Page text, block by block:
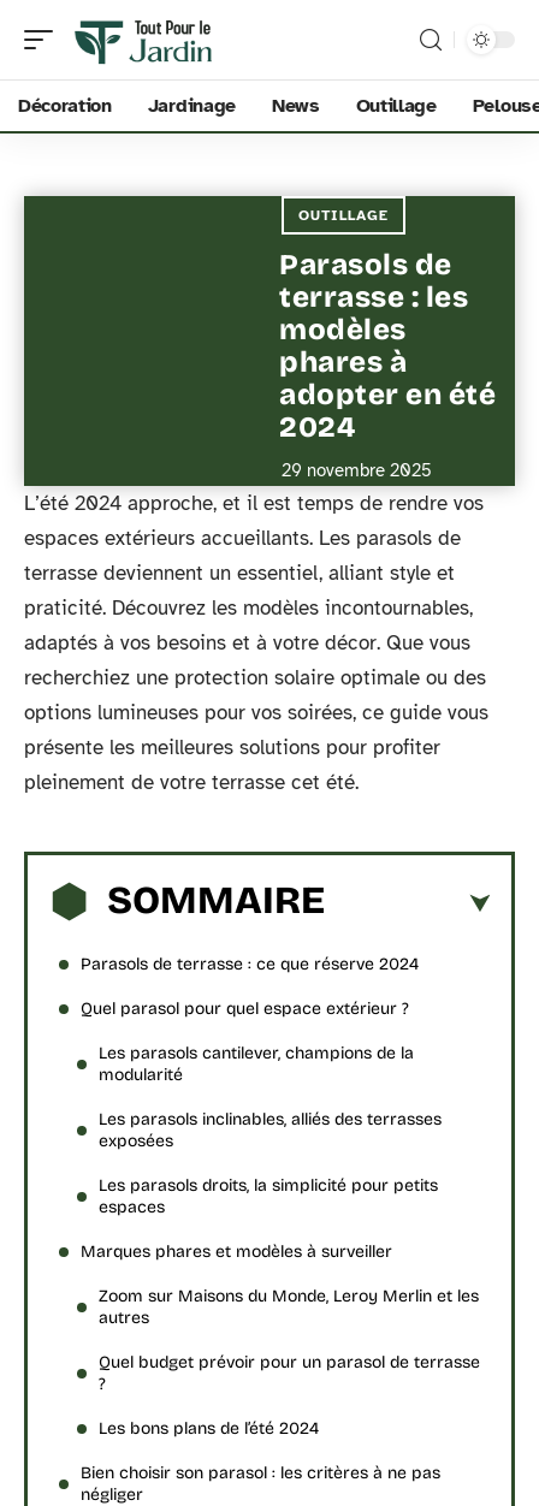
Décoration Jardinage News Outillage
OUTILLAGE
Parasols de
terrasse : les
modèles
phares à
adopter en été
2024
29 novembre 2025
L’été 2024 approche, et il est temps de rendre vos
espaces extérieurs accueillants. Les parasols de
terrasse deviennent un essentiel, alliant style et
praticité. Découvrez les modèles incontournables,
adaptés à vos besoins et à votre décor. Que vous
recherchiez une protection solaire optimale ou des
options lumineuses pour vos soirées, ce guide vous
présente les meilleures solutions pour profiter
pleinement de votre terrasse cet été.
SOMMAIRE
Parasols de terrasse : ce que réserve 2024
Quel parasol pour quel espace extérieur ?
Les parasols cantilever, champions de la
modularité
Les parasols inclinables, alliés des terrasses
exposées
Les parasols droits, la simplicité pour petits
espaces
Marques phares et modèles à surveiller
Zoom sur Maisons du Monde, Leroy Merlin et les
autres
Quel budget prévoir pour un parasol de terrasse
?
Les bons plans de l’été 2024
Bien choisir son parasol : les critères à ne pas
négliger